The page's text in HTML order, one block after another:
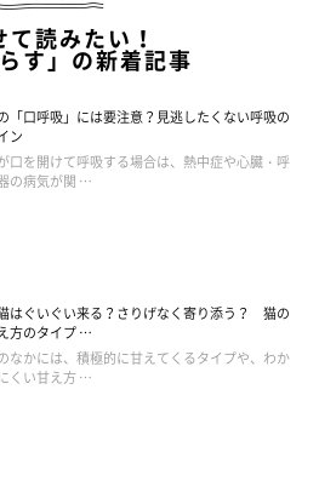
いるとき、気になって覗きにくる愛
もしろそう！」と興味津々で覗きに
よ」と優しく声がけを。
槽のフタにのったりと大胆に楽しん
鼻先に近づけてみるなど、お風呂タ
り仲良く過ごせる夜時間に！
て読みたい！
す」の新着記事
「口呼吸」には要注意？見逃したくない呼吸の
ン
口を開けて呼吸する場合は、熱中症や心臓・呼
の病気が関 …
はぐいぐい来る？さりげなく寄り添う？ 猫の
方のタイプ …
なかには、積極的に甘えてくるタイプや、わか
くい甘え方 …